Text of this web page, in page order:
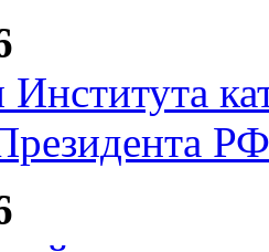
Института
РФ